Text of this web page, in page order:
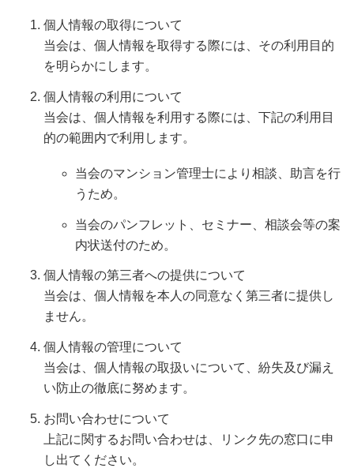
個人情報の取得について
当会は、個人情報を取得する際には、その利用目的
を明らかにします。
個人情報の利用について
当会は、個人情報を利用する際には、下記の利用目
的の範囲内で利用します。
当会のマンション管理士により相談、助言を行
うため。
当会のパンフレット、セミナー、相談会等の案
内状送付のため。
個人情報の第三者への提供について
当会は、個人情報を本人の同意なく第三者に提供し
ません。
個人情報の管理について
当会は、個人情報の取扱いについて、紛失及び漏え
い防止の徹底に努めます。
お問い合わせについて
上記に関するお問い合わせは、リンク先の窓口に申
し出てください。